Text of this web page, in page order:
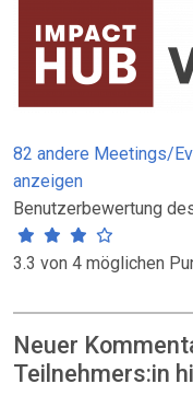
82 andere Meetings/
anzeigen
Benutzerbewertung
3.3 von 4 möglichen
Neuer
Teilnehmers:in